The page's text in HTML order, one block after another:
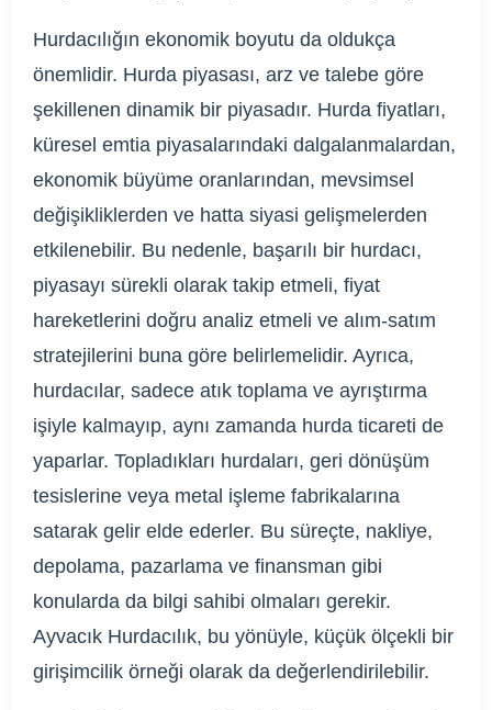
Hurdacılığın ekonomik boyutu da oldukça
önemlidir. Hurda piyasası, arz ve talebe göre
şekillenen dinamik bir piyasadır. Hurda fiyatları,
küresel emtia piyasalarındaki dalgalanmalardan,
ekonomik büyüme oranlarından, mevsimsel
değişikliklerden ve hatta siyasi gelişmelerden
etkilenebilir. Bu nedenle, başarılı bir hurdacı,
piyasayı sürekli olarak takip etmeli, fiyat
hareketlerini doğru analiz etmeli ve alım-satım
stratejilerini buna göre belirlemelidir. Ayrıca,
hurdacılar, sadece atık toplama ve ayrıştırma
işiyle kalmayıp, aynı zamanda hurda ticareti de
yaparlar. Topladıkları hurdaları, geri dönüşüm
tesislerine veya metal işleme fabrikalarına
satarak gelir elde ederler. Bu süreçte, nakliye,
depolama, pazarlama ve finansman gibi
konularda da bilgi sahibi olmaları gerekir.
Ayvacık Hurdacılık, bu yönüyle, küçük ölçekli bir
girişimcilik örneği olarak da değerlendirilebilir.